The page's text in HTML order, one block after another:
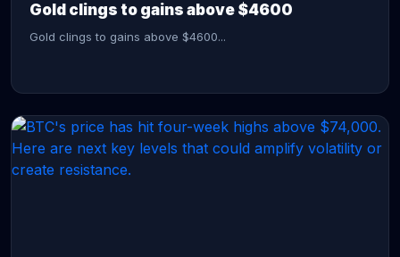
Gold clings to gains above $4600
Gold clings to gains above $4600...